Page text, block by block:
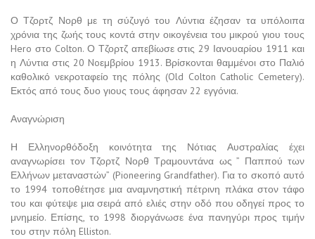
Ο Τζορτζ Νορθ με τη σύζυγό του Λύντια έζησαν τα υπόλοιπα
χρόνια της ζωής τους κοντά στην οικογένεια του μικρού γιου τους
Hero στο Colton. Ο Τζορτζ απεβίωσε στις 29 Ιανουαρίου 1911 και
η Λύντια στις 20 Noεμβρίου 1913. Βρίσκονται θαμμένοι στο Παλιό
καθολικό νεκροταφείο της πόλης (Old Colton Catholic Cemetery).
Εκτός από τους δυο γιους τους άφησαν 22 εγγόνια.
Αναγνώριση
Η Ελληνορθόδοξη κοινότητα της Νότιας Αυστραλίας έχει
αναγνωρίσει τον Τζορτζ Νορθ Τραμουντάνα ως ” Παππού των
Ελλήνων μεταναστών” (Pioneering Grandfather). Για το σκοπό αυτό
το 1994 τοποθέτησε μια αναμνηστική πέτρινη πλάκα στον τάφο
του και φύτεψε μια σειρά από ελιές στην οδό που οδηγεί προς το
μνημείο. Επίσης, το 1998 διοργάνωσε ένα πανηγύρι προς τιμήν
του στην πόλη Elliston.